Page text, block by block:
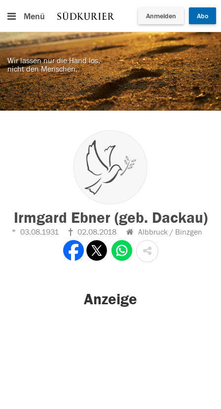
Menü Anmelden Abo
Wir lassen nur die Hand los,
nicht den Menschen.
Irmgard Ebner (geb. Dackau)
03.08.1931 02.08.2018 Albbruck / Binzgen
Anzeige